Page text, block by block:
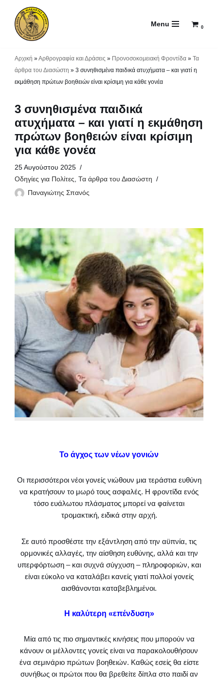
Μεταπηδήστε
Menu 0
Αρχική »Αρθρογραφία και Δράσεις » Προνοσοκομειακή Φροντίδα » Τα
άρθρα του Διασώστη » 3 συνηθισμένα παιδικά ατυχήματα – και γιατί η
εκμάθηση πρώτων βοηθειών είναι κρίσιμη για κάθε γονέα
3 συνηθισμένα παιδικά
ατυχήματα – και γιατί η εκμάθηση
πρώτων βοηθειών είναι κρίσιμη
για κάθε γονέα
25 Αυγούστου 2025
Οδηγίες για Πολίτες, Τα άρθρα του Διασώστη
Παναγιώτης Σπανός
Το άγχος των νέων γονιών
Οι περισσότεροι νέοι γονείς νιώθουν μια τεράστια ευθύνη
να κρατήσουν το μωρό τους ασφαλές. Η φροντίδα ενός
τόσο ευάλωτου πλάσματος μπορεί να φαίνεται
τρομακτική, ειδικά στην αρχή.
Σε αυτό προσθέστε την εξάντληση από την αϋπνία, τις
ορμονικές αλλαγές, την αίσθηση ευθύνης, αλλά και την
υπερφόρτωση – και συχνά σύγχυση – πληροφοριών, και
είναι εύκολο να καταλάβει κανείς γιατί πολλοί γονείς
αισθάνονται καταβεβλημένοι.
Η καλύτερη «επένδυση»
Μία από τις πιο σημαντικές κινήσεις που μπορούν να
κάνουν οι μέλλοντες γονείς είναι να παρακολουθήσουν
ένα σεμινάριο πρώτων βοηθειών. Καθώς εσείς θα είστε
συνήθως οι πρώτοι που θα βρεθείτε δίπλα στο παιδί αν